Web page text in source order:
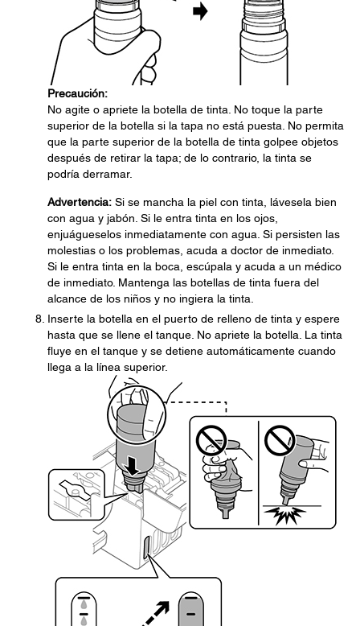
Precaución:
No agite o apriete la botella de tinta. No toque la parte
superior de la botella si la tapa no está puesta. No permita
que la parte superior de la botella de tinta golpee objetos
después de retirar la tapa; de lo contrario, la tinta se
podría derramar.
Advertencia: Si se mancha la piel con tinta, lávesela bien
con agua y jabón. Si le entra tinta en los ojos,
enjuágueselos inmediatamente con agua. Si persisten las
molestias o los problemas, acuda a doctor de inmediato.
Si le entra tinta en la boca, escúpala y acuda a un médico
de inmediato. Mantenga las botellas de tinta fuera del
alcance de los niños y no ingiera la tinta.
Inserte la botella en el puerto de relleno de tinta y espere
hasta que se llene el tanque. No apriete la botella. La tinta
fluye en el tanque y se detiene automáticamente cuando
llega a la línea superior.